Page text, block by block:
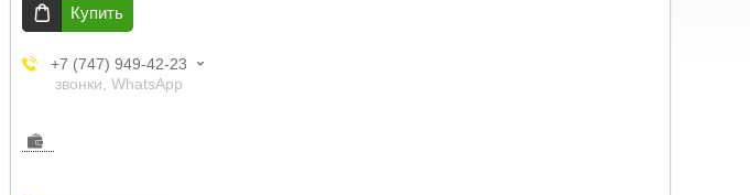
Купить
+7 (747) 949-42-23
звонки, WhatsApp